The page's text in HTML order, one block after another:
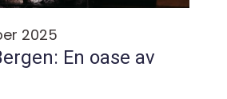
2025
En oase av